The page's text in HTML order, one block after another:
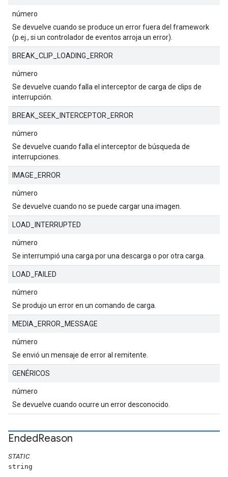
número
Se devuelve cuando se produce un error fuera del framework
(p.ej., si un controlador de eventos arroja un error).
BREAK_CLIP_LOADING_ERROR
número
Se devuelve cuando falla el interceptor de carga de clips de
interrupción.
BREAK_SEEK_INTERCEPTOR_ERROR
número
Se devuelve cuando falla el interceptor de búsqueda de
interrupciones.
IMAGE_ERROR
número
Se devuelve cuando no se puede cargar una imagen.
LOAD_INTERRUPTED
número
Se interrumpió una carga por una descarga o por otra carga.
LOAD_FAILED
número
Se produjo un error en un comando de carga.
MEDIA_ERROR_MESSAGE
número
Se envió un mensaje de error al remitente.
GENÉRICOS
número
Se devuelve cuando ocurre un error desconocido.
EndedReason
STATIC
string